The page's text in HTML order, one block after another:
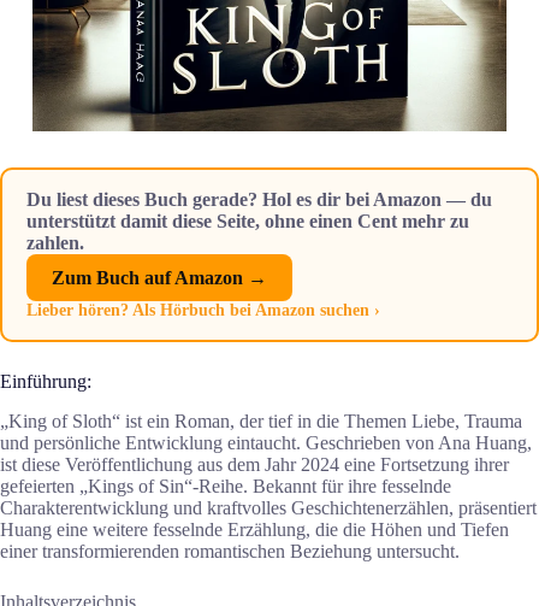
Du liest dieses Buch gerade? Hol es dir bei Amazon — du
unterstützt damit diese Seite, ohne einen Cent mehr zu
zahlen.
Zum Buch auf Amazon →
Lieber hören? Als Hörbuch bei Amazon suchen ›
Einführung:
„King of Sloth“ ist ein Roman, der tief in die Themen Liebe, Trauma
und persönliche Entwicklung eintaucht. Geschrieben von Ana Huang,
ist diese Veröffentlichung aus dem Jahr 2024 eine Fortsetzung ihrer
gefeierten „Kings of Sin“-Reihe. Bekannt für ihre fesselnde
Charakterentwicklung und kraftvolles Geschichtenerzählen, präsentiert
Huang eine weitere fesselnde Erzählung, die die Höhen und Tiefen
einer transformierenden romantischen Beziehung untersucht.
Inhaltsverzeichnis